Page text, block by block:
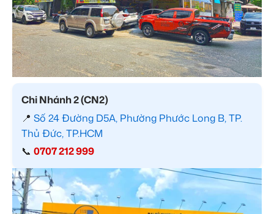
Chi Nhánh 2 (CN2)
📍 Số 24 Đường D5A, Phường Phước Long B, TP.
Thủ Đức, TP.HCM
📞 0707 212 999